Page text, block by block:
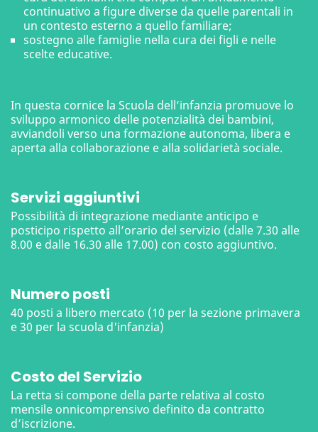
continuativo a figure diverse da quelle parentali in
un contesto esterno a quello familiare;
sostegno alle famiglie nella cura dei figli e nelle
scelte educative.
In questa cornice la Scuola dell’infanzia promuove lo
sviluppo armonico delle potenzialità dei bambini,
avviandoli verso una formazione autonoma, libera e
aperta alla collaborazione e alla solidarietà sociale.
Servizi aggiuntivi
Possibilità di integrazione mediante anticipo e
posticipo rispetto all’orario del servizio (dalle 7.30 alle
8.00 e dalle 16.30 alle 17.00) con costo aggiuntivo.
Costo del Servizio
La retta si compone della parte relativa al costo
mensile onnicomprensivo definito da contratto
d’iscrizione.
Numero posti
40 posti a libero mercato (10 per la sezione primavera
e 30 per la scuola d'infanzia)